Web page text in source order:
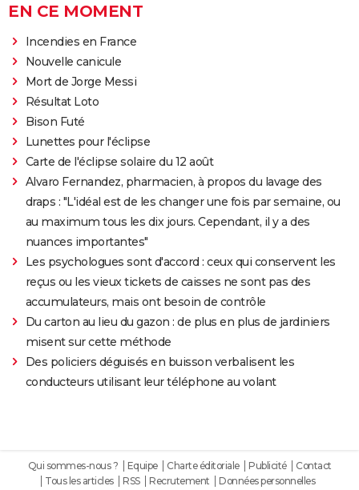
EN CE MOMENT
Incendies en France
Nouvelle canicule
Mort de Jorge Messi
Résultat Loto
Bison Futé
Lunettes pour l'éclipse
Carte de l'éclipse solaire du 12 août
Alvaro Fernandez, pharmacien, à propos du lavage des
draps : "L'idéal est de les changer une fois par semaine, ou
au maximum tous les dix jours. Cependant, il y a des
nuances importantes"
Les psychologues sont d'accord : ceux qui conservent les
reçus ou les vieux tickets de caisses ne sont pas des
accumulateurs, mais ont besoin de contrôle
Du carton au lieu du gazon : de plus en plus de jardiniers
misent sur cette méthode
Des policiers déguisés en buisson verbalisent les
conducteurs utilisant leur téléphone au volant
Qui sommes-nous ? Equipe Charte éditoriale Publicité
Contact
Tous les articles
RSS Recrutement
Données personnelles